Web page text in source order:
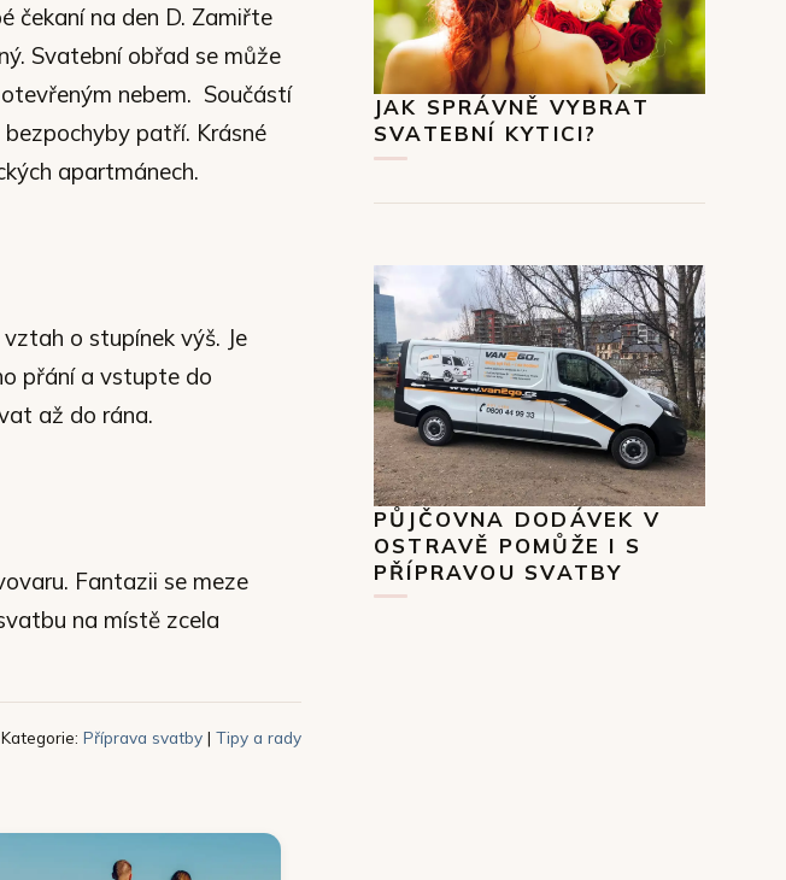
čekaní na den D. Zamiřte
Svatební obřad se může
nebem. Součástí
patří. Krásné
apartmánech.
o stupínek výš. Je
přání a vstupte do
až do rána.
Fantazii se meze
na místě zcela
Kategorie: Příprava svatby | Tipy a rady
JAK SPRÁVNĚ VYBRAT
SVATEBNÍ KYTICI?
PŮJČOVNA DODÁVEK V
OSTRAVĚ POMŮŽE I S
PŘÍPRAVOU SVATBY